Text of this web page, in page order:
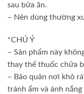
sau bữa ăn.
– Nên dùng thường
*CHÚ Ý
– Sản phẩm này
thay thế thuốc chữa
– Bảo quản nơi khô
tránh ẩm và ánh